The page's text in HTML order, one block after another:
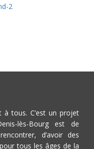
2
tous. C’est un projet
lès-Bourg est de
d’avoir des
tous les âges de la